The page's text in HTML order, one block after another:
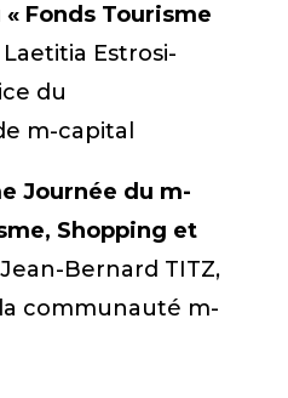
Fonds Tourisme
Estrosi-
du
m-capital
Journée du m-
Shopping et
Bernard TITZ,
communauté m-